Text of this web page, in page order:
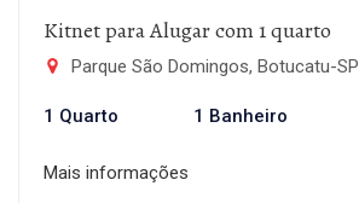
Kitnet para Alugar com 1 quarto
Parque São Domingos, Botucatu-SP
1 Quarto 1 Banheiro
Mais informações